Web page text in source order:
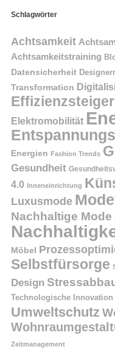
Schlagwörter
Achtsamkeit
Achtsamkeitstraining
Datensicherheit
Transformation
Elektromobilität
Energien Fashion Trends
Gesundheit
4.0 Inneneinrichtung
Luxusmode
Nachhaltige Mode
Möbel
Selbstfürsorge
Design
Technologische Innovation
Umweltschutz
Zeitmanagement